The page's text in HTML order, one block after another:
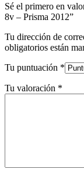
Sé el primero en
8v – Prisma 2012”
Tu dirección de
obligatorios están
Tu puntuación *
Tu valoración *